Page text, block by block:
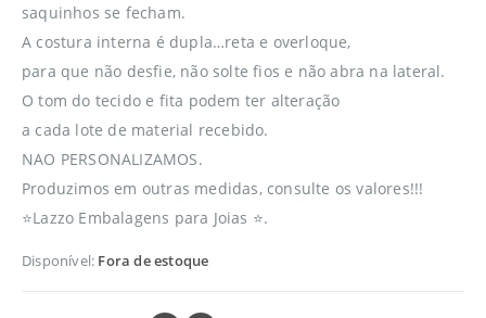
saquinhos se fecham.
A costura interna é dupla…reta e overloque,
para que não desfie, não solte fios e não abra na lateral.
O tom do tecido e fita podem ter alteração
a cada lote de material recebido.
NAO PERSONALIZAMOS.
Produzimos em outras medidas, consulte os valores!!!
⭐Lazzo Embalagens para Joias ⭐.
Disponível: Fora de estoque